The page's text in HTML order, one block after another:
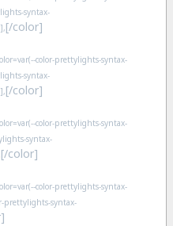
syntax-
[/color]
color-prettylights-syntax-
syntax-
[/color]
color-prettylights-syntax-
syntax-
[/color]
color-prettylights-syntax-
prettylights-syntax-